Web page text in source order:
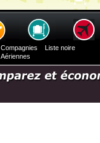
Compagnies
Aériennes
Liste noire